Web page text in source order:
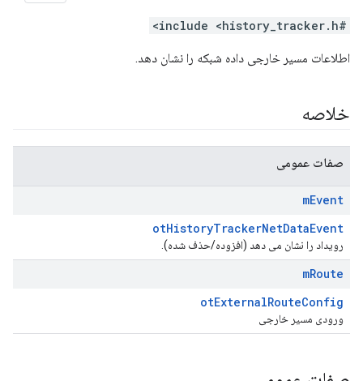
#include <history_tracker.h>
اطلاعات مسیر خارجی داده شبکه را نشان دهد.
خلاصه
صفات عمومی
mEvent
otHistoryTrackerNetDataEvent
رویداد را نشان می دهد (افزوده/حذف شده).
mRoute
otExternalRouteConfig
ورودی مسیر خارجی